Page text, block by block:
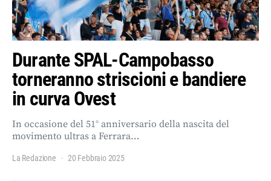
Durante SPAL-Campobasso
torneranno striscioni e bandiere
in curva Ovest
In occasione del 51° anniversario della nascita del
movimento ultras a Ferrara…
La Redazione 20 Febbraio 2025